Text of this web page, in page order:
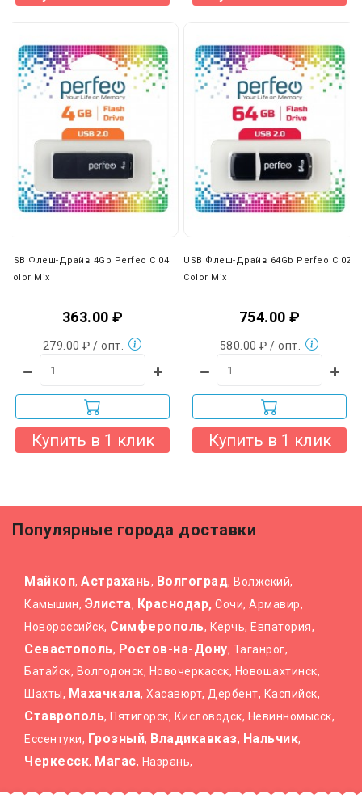
USB Флеш-Драйв 4Gb Perfeo C 04
Color Mix
363.00 ₽
279.00 ₽ / опт.
Купить в 1 клик
USB Флеш-Драйв 64Gb Perfeo C 02
Color Mix
754.00 ₽
580.00 ₽ / опт.
Купить в 1 клик
Популярные города доставки
Майкоп, Астрахань, Волгоград, Волжский,
Камышин, Элиста, Краснодар, Сочи, Армавир,
Новороссийск, Симферополь, Керчь, Евпатория,
Севастополь, Ростов-на-Дону, Таганрог,
Батайск, Волгодонск, Новочеркасск, Новошахтинск,
Шахты, Махачкала, Хасавюрт, Дербент, Каспийск,
Ставрополь, Пятигорск, Кисловодск, Невинномысск,
Ессентуки, Грозный, Владикавказ, Нальчик,
Черкесск, Магас, Назрань,